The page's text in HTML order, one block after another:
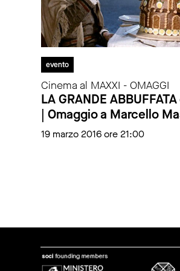
evento
Cinema al MAXXI - OMAGGI
LA GRANDE
| Omaggio a Marcello
19 marzo 2016 ore 21:00